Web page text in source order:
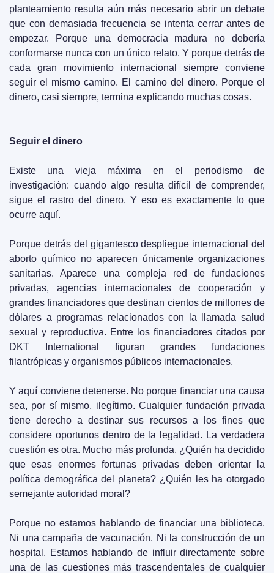
planteamiento resulta aún más necesario abrir un debate
que con demasiada frecuencia se intenta cerrar antes de
empezar. Porque una democracia madura no debería
conformarse nunca con un único relato. Y porque detrás de
cada gran movimiento internacional siempre conviene
seguir el mismo camino. El camino del dinero. Porque el
dinero, casi siempre, termina explicando muchas cosas.
Seguir el dinero
Existe una vieja máxima en el periodismo de
investigación: cuando algo resulta difícil de comprender,
sigue el rastro del dinero. Y eso es exactamente lo que
ocurre aquí.
Porque detrás del gigantesco despliegue internacional del
aborto químico no aparecen únicamente organizaciones
sanitarias. Aparece una compleja red de fundaciones
privadas, agencias internacionales de cooperación y
grandes financiadores que destinan cientos de millones de
dólares a programas relacionados con la llamada salud
sexual y reproductiva. Entre los financiadores citados por
DKT International figuran grandes fundaciones
filantrópicas y organismos públicos internacionales.
Y aquí conviene detenerse. No porque financiar una causa
sea, por sí mismo, ilegítimo. Cualquier fundación privada
tiene derecho a destinar sus recursos a los fines que
considere oportunos dentro de la legalidad. La verdadera
cuestión es otra. Mucho más profunda. ¿Quién ha decidido
que esas enormes fortunas privadas deben orientar la
política demográfica del planeta? ¿Quién les ha otorgado
semejante autoridad moral?
Porque no estamos hablando de financiar una biblioteca.
Ni una campaña de vacunación. Ni la construcción de un
hospital. Estamos hablando de influir directamente sobre
una de las cuestiones más trascendentales de cualquier